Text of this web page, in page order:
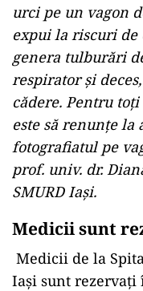
urci pe un vagon
expui la riscuri de
genera tulburări
respirator şi
cădere. Pentru
este să renunţe la
fotografiatul pe
prof. univ. dr.
SMURD Iaşi.
Medicii sunt
Medicii de la
Iaşi sunt rezervaţi